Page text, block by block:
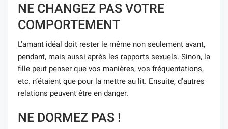
NE CHANGEZ PAS VOTRE
COMPORTEMENT
L’amant idéal doit rester le même non seulement avant,
pendant, mais aussi après les rapports sexuels. Sinon, la
fille peut penser que vos manières, vos fréquentations,
etc. n’étaient que pour la mettre au lit. Ensuite, d’autres
relations peuvent être en danger.
NE DORMEZ PAS !